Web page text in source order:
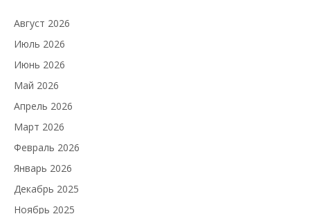
Август 2026
Июль 2026
Июнь 2026
Май 2026
Апрель 2026
Март 2026
Февраль 2026
Январь 2026
Декабрь 2025
Ноябрь 2025